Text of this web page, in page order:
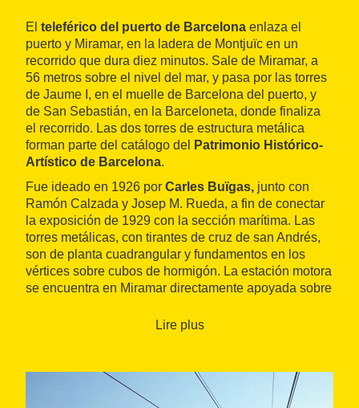
El teleférico del puerto de Barcelona enlaza el
puerto y Miramar, en la ladera de Montjuïc en un
recorrido que dura diez minutos. Sale de Miramar, a
56 metros sobre el nivel del mar, y pasa por las torres
de Jaume I, en el muelle de Barcelona del puerto, y
de San Sebastián, en la Barceloneta, donde finaliza
el recorrido. Las dos torres de estructura metálica
forman parte del catálogo del
Patrimonio Histórico-
Artístico de Barcelona.
Fue ideado en 1926 por Carles Buïgas, junto con
Ramón Calzada y Josep M. Rueda, a fin de conectar
la exposición de 1929 con la sección marítima. Las
torres metálicas, con tirantes de cruz de san Andrés,
son de planta cuadrangular y fundamentos en los
vértices sobre cubos de hormigón. La estación motora
se encuentra en Miramar directamente apoyada sobre
Lire plus